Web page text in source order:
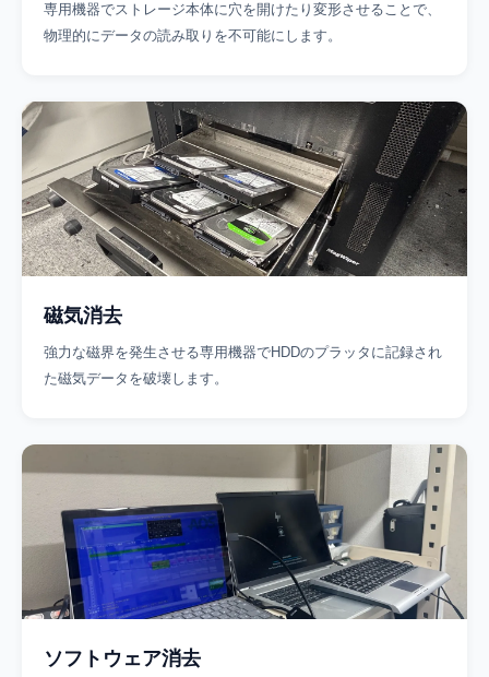
専用機器でストレージ本体に穴を開けたり変形させることで、
物理的にデータの読み取りを不可能にします。
磁気消去
強力な磁界を発生させる専用機器でHDDのプラッタに記録され
た磁気データを破壊します。
ソフトウェア消去